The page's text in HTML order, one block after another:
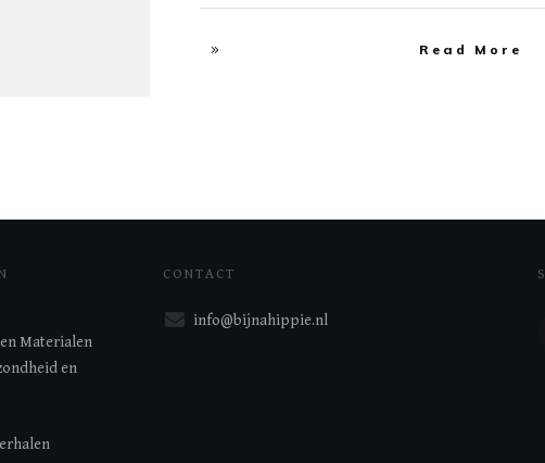
Read More
Materialen
en
CONTACT
info@bijnahippie.nl